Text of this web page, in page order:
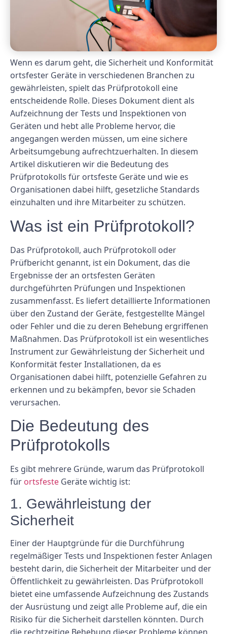
Wenn es darum geht, die Sicherheit und Konformität
ortsfester Geräte in verschiedenen Branchen zu
gewährleisten, spielt das Prüfprotokoll eine
entscheidende Rolle. Dieses Dokument dient als
Aufzeichnung der Tests und Inspektionen von
Geräten und hebt alle Probleme hervor, die
angegangen werden müssen, um eine sichere
Arbeitsumgebung aufrechtzuerhalten. In diesem
Artikel diskutieren wir die Bedeutung des
Prüfprotokolls für ortsfeste Geräte und wie es
Organisationen dabei hilft, gesetzliche Standards
einzuhalten und ihre Mitarbeiter zu schützen.
Was ist ein Prüfprotokoll?
Das Prüfprotokoll, auch Prüfprotokoll oder
Prüfbericht genannt, ist ein Dokument, das die
Ergebnisse der an ortsfesten Geräten
durchgeführten Prüfungen und Inspektionen
zusammenfasst. Es liefert detaillierte Informationen
über den Zustand der Geräte, festgestellte Mängel
oder Fehler und die zu deren Behebung ergriffenen
Maßnahmen. Das Prüfprotokoll ist ein wesentliches
Instrument zur Gewährleistung der Sicherheit und
Konformität fester Installationen, da es
Organisationen dabei hilft, potenzielle Gefahren zu
erkennen und zu bekämpfen, bevor sie Schaden
verursachen.
Die Bedeutung des
Prüfprotokolls
Es gibt mehrere Gründe, warum das Prüfprotokoll
für ortsfeste Geräte wichtig ist:
1. Gewährleistung der
Sicherheit
Einer der Hauptgründe für die Durchführung
regelmäßiger Tests und Inspektionen fester Anlagen
besteht darin, die Sicherheit der Mitarbeiter und der
Öffentlichkeit zu gewährleisten. Das Prüfprotokoll
bietet eine umfassende Aufzeichnung des Zustands
der Ausrüstung und zeigt alle Probleme auf, die ein
Risiko für die Sicherheit darstellen könnten. Durch